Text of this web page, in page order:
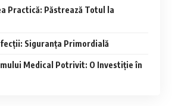
Practică: Păstrează Totul la
Siguranța Primordială
Medical Potrivit: O Investiție în